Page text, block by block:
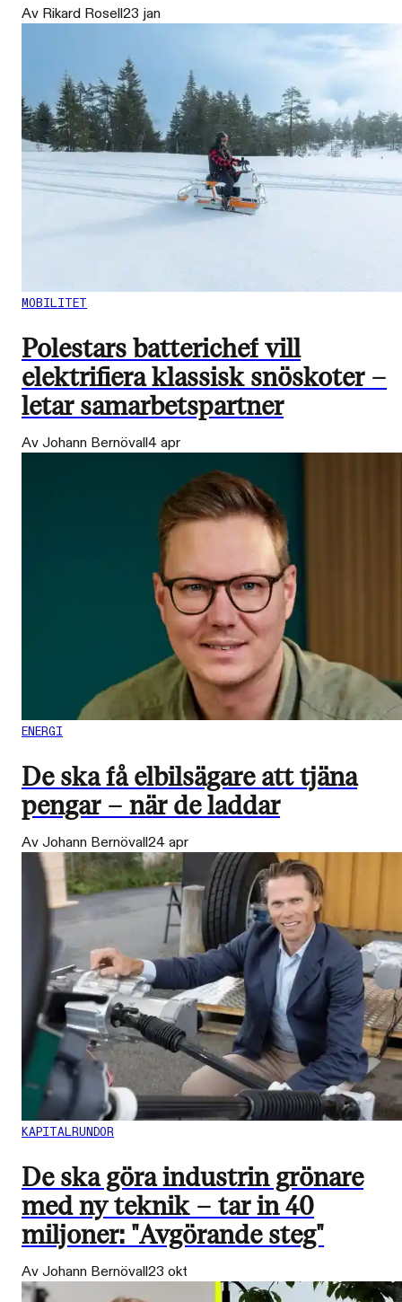
Av Rikard Rosell23 jan
MOBILITET
Polestars batterichef vill
elektrifiera klassisk snöskoter –
letar samarbetspartner
Av Johann Bernövall4 apr
ENERGI
De ska få elbilsägare att tjäna
pengar – när de laddar
Av Johann Bernövall24 apr
KAPITALRUNDOR
De ska göra industrin grönare
med ny teknik – tar in 40
miljoner: "Avgörande steg"
Av Johann Bernövall23 okt